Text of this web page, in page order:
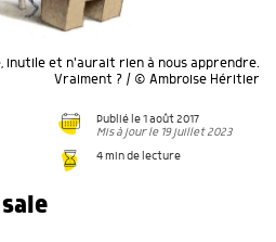
inutile et n'aurait rien à nous apprendre.
Vraiment ? / © Ambroise Héritier
Publié le 1 août 2017
Mis à jour le 19 juillet 2023
4 min de lecture